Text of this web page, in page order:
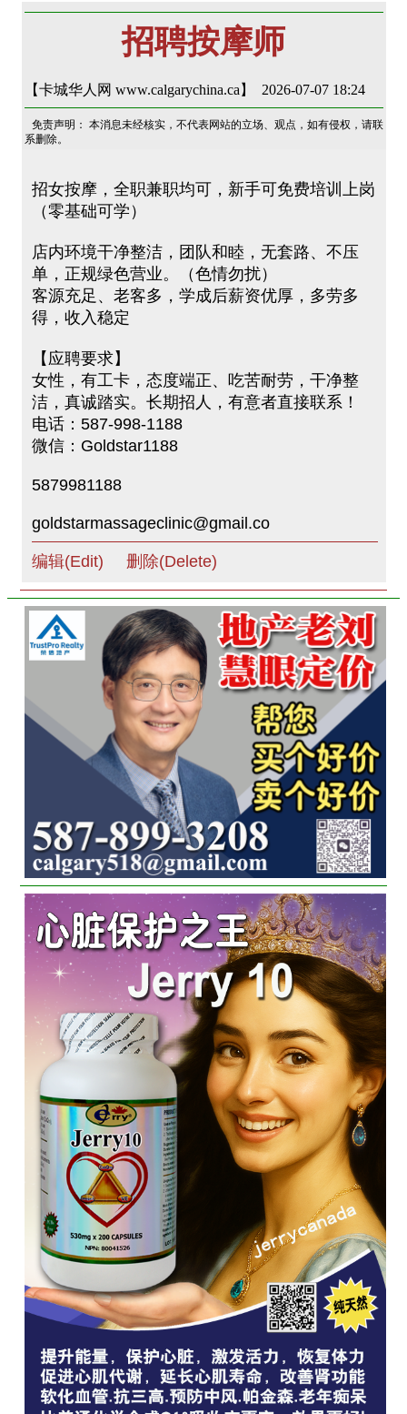
招聘按摩师
【卡城华人网 www.calgarychina.ca】 2026-07-07 18:24
免责声明： 本消息未经核实，不代表网站的立场、观点，如有侵权，请联
系删除。
招女按摩，全职兼职均可，新手可免费培训上岗
（零基础可学）
店内环境干净整洁，团队和睦，无套路、不压
单，正规绿色营业。（色情勿扰）
客源充足、老客多，学成后薪资优厚，多劳多
得，收入稳定
【应聘要求】
女性，有工卡，态度端正、吃苦耐劳，干净整
洁，真诚踏实。长期招人，有意者直接联系！
电话：587-998-1188
微信：Goldstar1188
5879981188
goldstarmassageclinic@gmail.co
编辑(Edit) 删除(Delete)